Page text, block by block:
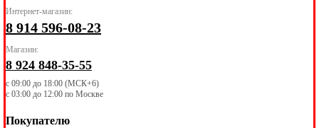
Интернет-магазин:
8 914 596-08-23
Магазин:
8 924 848-35-55
с 09:00 до 18:00 (МСК+6)
с 03:00 до 12:00 по Москве
Покупателю